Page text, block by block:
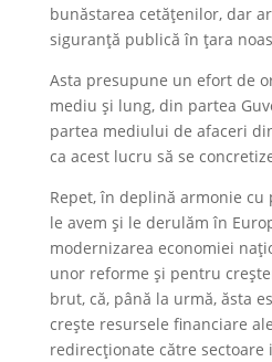
bunăstarea cetățenilor, dar
siguranță publică în țara
Asta presupune un efort de
mediu și lung, din partea
partea mediului de afaceri
ca acest lucru să se
Repet, în deplină armonie cu
le avem și le derulăm în
modernizarea economiei
unor reforme și pentru
brut, că, până la urmă, ăsta
crește resursele financiare
redirecționate către sectoare